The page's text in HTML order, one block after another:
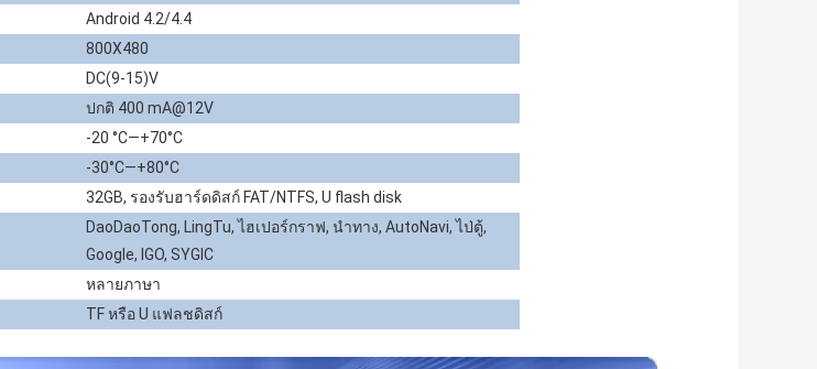
Android 4.2/4.4
800X480
DC(9-15)V
ปกติ 400 mA@12V
-20 °C—+70°C
-30°C—+80°C
32GB, รองรับฮาร์ดดิสก์ FAT/NTFS, U flash disk
DaoDaoTong, LingTu, ไฮเปอร์กราฟ, นำทาง, AutoNavi, ไป่ตู้,
Google, IGO, SYGIC
หลายภาษา
TF หรือ U แฟลชดิสก์